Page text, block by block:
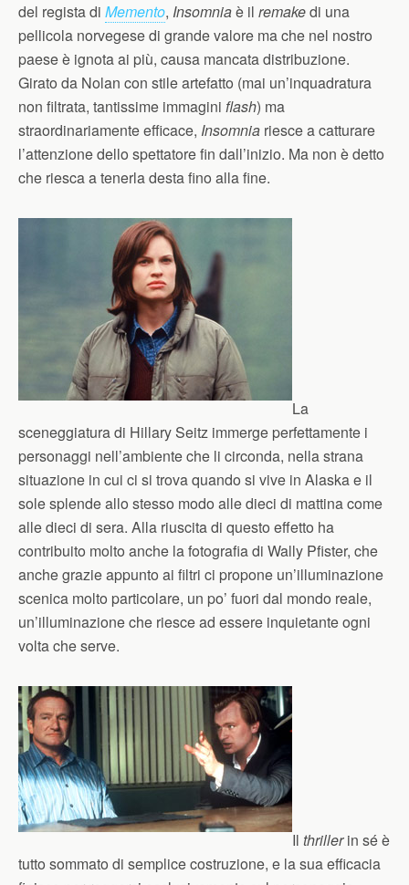
del regista di Memento, Insomniaè il remakedi una
pellicola norvegese di grande valore ma che nel nostro
paese è ignota ai più, causa mancata distribuzione.
Girato da Nolan con stile artefatto (mai un’inquadratura
non filtrata, tantissime immagini flash) ma
straordinariamente efficace, Insomnia riesce a catturare
l’attenzione dello spettatore fin dall’inizio. Ma non è detto
che riesca a tenerla desta fino alla fine.
La
sceneggiatura di Hillary Seitz immerge perfettamente i
personaggi nell’ambiente che li circonda, nella strana
situazione in cui ci si trova quando si vive in Alaska e il
sole splende allo stesso modo alle dieci di mattina come
alle dieci di sera. Alla riuscita di questo effetto ha
contribuito molto anche la fotografia di Wally Pfister, che
anche grazie appunto ai filtri ci propone un’illuminazione
scenica molto particolare, un po’ fuori dal mondo reale,
un’illuminazione che riesce ad essere inquietante ogni
volta che serve.
Il thrillerin sé è
tutto sommato di semplice costruzione, e la sua efficacia